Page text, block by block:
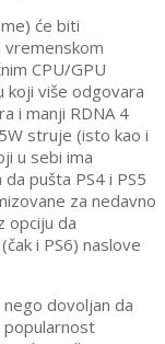
će biti
CPU/GPU
koji više odgovara
i manji RDNA 4
struje (isto kao i
u sebi ima
pušta PS4 i PS5
za nedavno
opciju da
i PS6) naslove
dovoljan da
popularnost